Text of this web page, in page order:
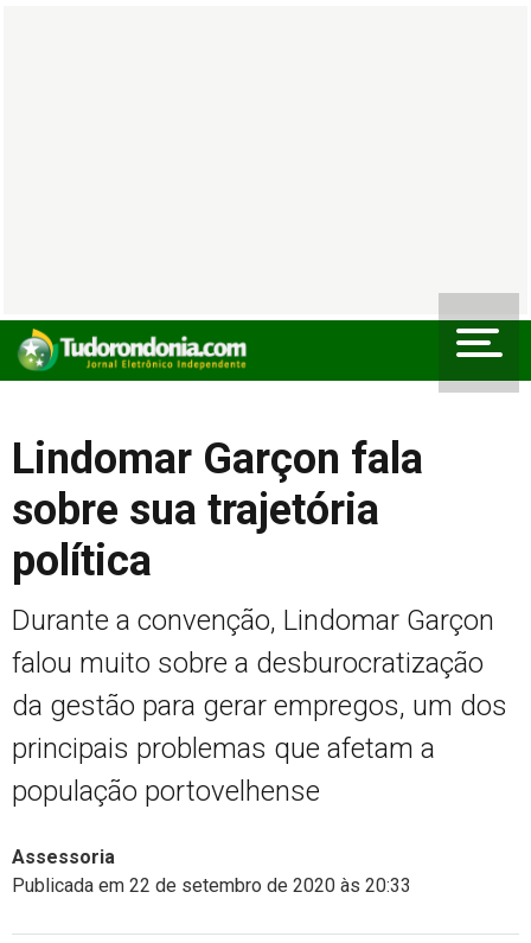
Lindomar Garçon fala
sobre sua trajetória
política
Durante a convenção, Lindomar Garçon
falou muito sobre a desburocratização
da gestão para gerar empregos, um dos
principais problemas que afetam a
população portovelhense
Assessoria
Publicada em 22 de setembro de 2020 às 20:33